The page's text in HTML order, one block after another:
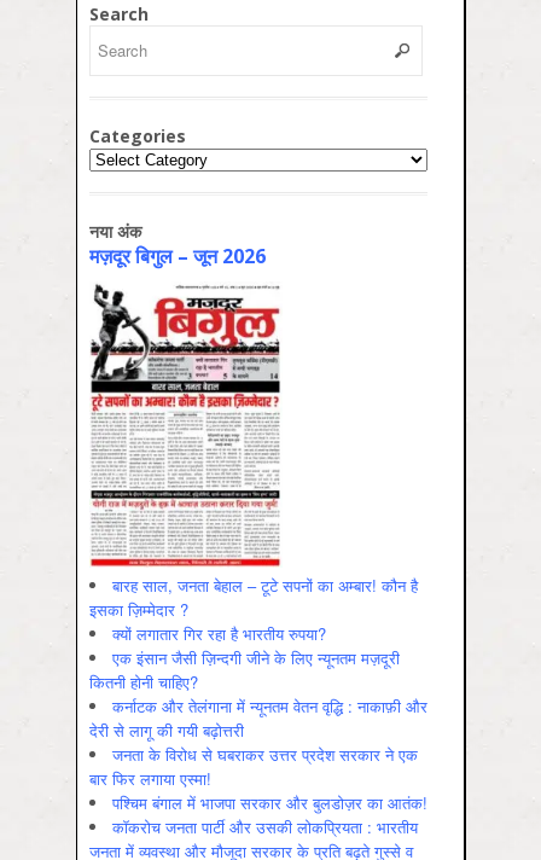
Search
Categories
Categories
नया अंक
मज़दूर बिगुल – जून 2026
बारह साल, जनता बेहाल – टूटे सपनों का अम्बार! कौन है
इसका ज़िम्मेदार ?
क्यों लगातार गिर रहा है भारतीय रुपया?
एक इंसान जैसी ज़िन्दगी जीने के लिए न्यूनतम मज़दूरी
कितनी होनी चाहिए?
कर्नाटक और तेलंगाना में न्यूनतम वेतन वृद्धि : नाकाफ़ी और
देरी से लागू की गयी बढ़ोत्तरी
जनता के विरोध से घबराकर उत्तर प्रदेश सरकार ने एक
बार फिर लगाया एस्मा!
पश्चिम बंगाल में भाजपा सरकार और बुलडोज़र का आतंक!
कॉकरोच जनता पार्टी और उसकी लोकप्रियता : भारतीय
जनता में व्‍यवस्‍था और मौजूदा सरकार के प्रति बढ़ते गुस्‍से व